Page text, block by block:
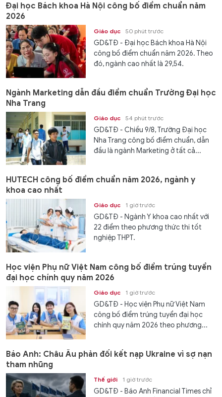
Đại học Bách khoa Hà Nội công bố điểm chuẩn năm
2026
Giáo dục 50 phút trước
GD&TĐ - Đại học Bách khoa Hà Nội
công bố điểm chuẩn năm 2026. Theo
đó, ngành cao nhất là 29,54.
Ngành Marketing dẫn đầu điểm chuẩn Trường Đại học
Nha Trang
Giáo dục 54 phút trước
GD&TĐ - Chiều 9/8, Trường Đại học
Nha Trang công bố điểm chuẩn, dẫn
đầu là ngành Marketing ở tất cả...
HUTECH công bố điểm chuẩn năm 2026, ngành y
khoa cao nhất
Giáo dục 1 giờ trước
GD&TĐ - Ngành Y khoa cao nhất với
22 điểm theo phương thức thi tốt
nghiệp THPT.
Học viện Phụ nữ Việt Nam công bố điểm trúng tuyển
đại học chính quy năm 2026
Giáo dục 1 giờ trước
GD&TĐ - Học viện Phụ nữ Việt Nam
công bố điểm trúng tuyển đại học
chính quy năm 2026 theo phương...
Báo Anh: Châu Âu phản đối kết nạp Ukraine vì sợ nạn
tham nhũng
Thế giới 1 giờ trước
GD&TĐ - Báo Anh Financial Times chỉ